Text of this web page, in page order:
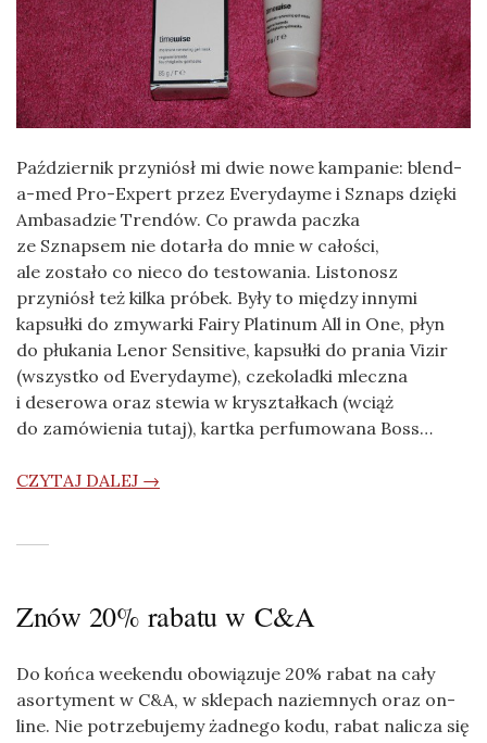
Październik przyniósł mi dwie nowe kampanie: blend-
a-med Pro-Expert przez Everydayme i Sznaps dzięki
Ambasadzie Trendów. Co prawda paczka
ze Sznapsem nie dotarła do mnie w całości,
ale zostało co nieco do testowania. Listonosz
przyniósł też kilka próbek. Były to między innymi
kapsułki do zmywarki Fairy Platinum All in One, płyn
do płukania Lenor Sensitive, kapsułki do prania Vizir
(wszystko od Everydayme), czekoladki mleczna
i deserowa oraz stewia w kryształkach (wciąż
do zamówienia tutaj), kartka perfumowana Boss…
CZYTAJ DALEJ →
Znów 20% rabatu w C&A
Do końca weekendu obowiązuje 20% rabat na cały
asortyment w C&A, w sklepach naziemnych oraz on-
line. Nie potrzebujemy żadnego kodu, rabat nalicza się